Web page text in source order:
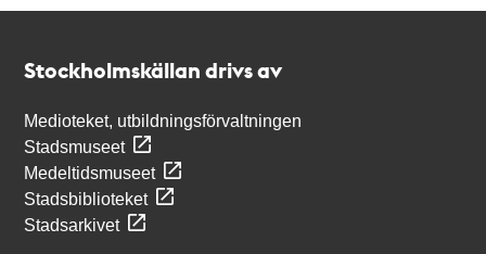
Stockholmskällan drivs av
Medioteket, utbildningsförvaltningen
Stadsmuseet
Medeltidsmuseet
Stadsbiblioteket
Stadsarkivet